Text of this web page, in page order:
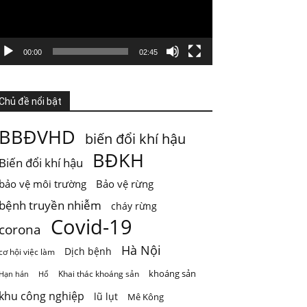
Thiên nhiên thường tạo cho con người cảm
rằng mọi thứ vẫn đang t ...Xem thêm
trên Facebook · Chia sẻ
5 ngày trước
GIỚI HẠN SINH THÁI KHÔNG PHẢI LÀ GIỚI
HẠN PHÁT TRIỂN
Nước từ sông được dùng cho sinh hoạt, tưới
ti ...
Photo
Xem trên Facebook
00:00 02:45
đề nổi bật
BBĐVHD biến đổi khí hậu
Biến đổi khí hậu BĐKH
bảo vệ môi trường Bảo vệ rừng
bệnh truyền nhiễm cháy rừng
corona Covid-19
hội việc làm Dịch bệnh Hà Nội
Hạn hán Hổ Khai thác khoáng sản khoáng sản
khu công nghiệp lũ lụt Mê Kông